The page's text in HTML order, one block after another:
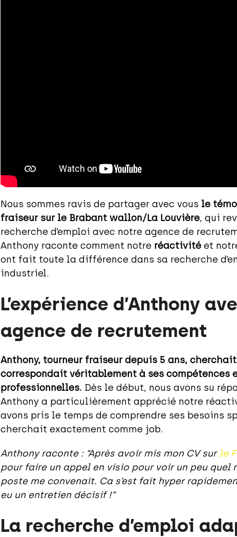
Nous sommes ravis de partager avec vous le
fraiseur sur le Brabant wallon/La Louvière, qui
recherche d’emploi avec notre agence de
Anthony raconte comment notre réactivitéet
ont fait toute la différence dans sa recherche
industriel.
L’expérience d’Anthony
agence de recrutement
Anthony, tourneur fraiseur depuis 5 ans,
correspondait véritablement à ses compétences
professionnelles. Dès le début, nous avons su
Anthony a particulièrement apprécié notre
avons pris le temps de comprendre ses besoins
cherchait exactement comme job.
Anthony raconte : “Après avoir mis mon CV surle
pour faire un appel en visio pour voir un peu quel
poste me convenait. Ca s’est fait hyper
eu un entretien décisif !”
La recherche d’emploi